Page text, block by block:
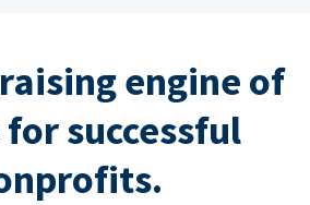
engine of
successful